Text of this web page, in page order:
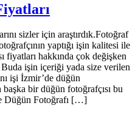
sizler için araştırdık.Fotoğraf
yaptığı işin kalitesi ile
fiyatları hakkında çok değişken
işin içeriği yada size verilen
işi İzmir’de düğün
bir düğün fotoğrafçısı bu
Düğün Fotoğrafı […]